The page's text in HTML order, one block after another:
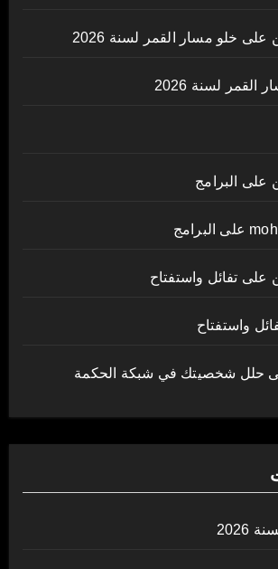
على خلو مسار القمر لسنة 2026
القمر لسنة 2026
على البرامج
على البرامج
على تفائل واستفتاح
واستفتاح
حلل شخصيتك في شبكة الحكمة